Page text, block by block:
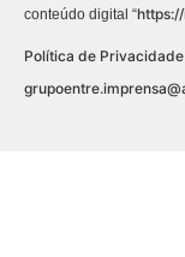
conteúdo digital “
Política de Privacidade